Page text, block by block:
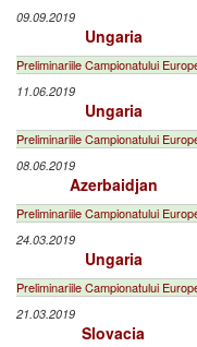
09.09.2019
Ungaria
Preliminariile Campionatului
11.06.2019
Ungaria
Preliminariile Campionatului
08.06.2019
Azerbaidjan
Preliminariile Campionatului
24.03.2019
Ungaria
Preliminariile Campionatului
21.03.2019
Slovacia